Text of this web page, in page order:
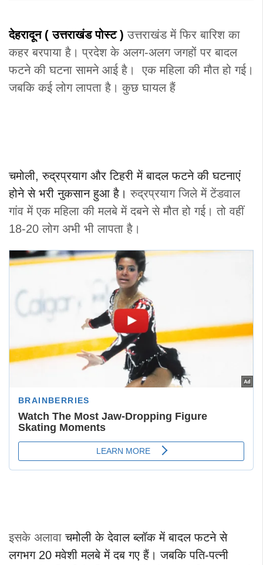
देहरादून ( उत्तराखंड पोस्ट ) उत्तराखंड में फिर बारिश का
कहर बरपाया है। प्रदेश के अलग-अलग जगहों पर बादल
फटने की घटना सामने आई है। एक महिला की मौत हो गई।
जबकि कई लोग लापता है। कुछ घायल हैं
चमोली, रुद्रप्रयाग और टिहरी में बादल फटने की घटनाएं
होने से भरी नुकसान हुआ है।रुद्रप्रयाग जिले में टेंडवाल
गांव में एक महिला की मलबे में दबने से मौत हो गई। तो वहीं
18-20 लोग अभी भी लापता है।
इसके अलावाचमोली के देवाल ब्लॉक में बादल फटने से
लगभग 20 मवेशी मलबे में दब गए हैं। जबकि पति-पत्नी